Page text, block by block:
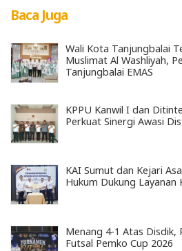
Baca Juga
Wali Kota Tanjungbalai
Muslimat Al Washliyah,
Tanjungbalai EMAS
KPPU Kanwil I dan
Perkuat Sinergi Awasi
KAI Sumut dan Kejari
Hukum Dukung Layanan
Menang 4-1 Atas Disdik,
Futsal Pemko Cup 2026